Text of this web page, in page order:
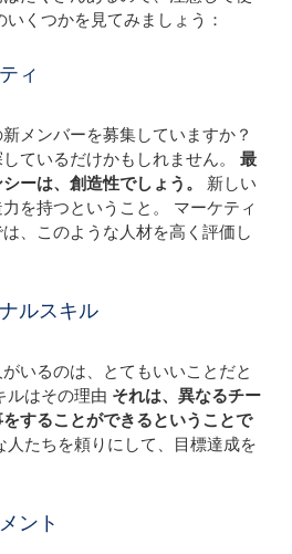
くつかを見てみましょう：
ィ
メンバーを募集していますか？
ているだけかもしれません。最
ーは、創造性でしょう。
新しい
を持つということ。 マーケティ
、このような人材を高く評価し
ルスキル
いるのは、とてもいいことだと
ルはその理由 それは、異なるチー
することができるということで
人たちを頼りにして、目標達成を
ント